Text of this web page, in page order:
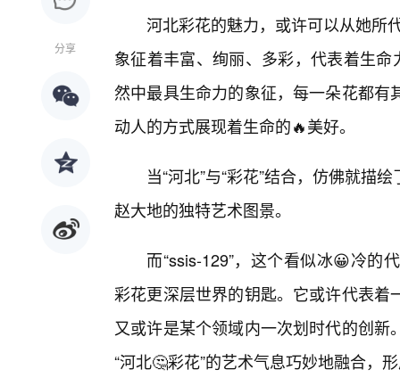
分享
河北彩花的魅力，或许可以从她所
象征着丰富、绚丽、多彩，代表着生
然中最具生命力的象征，每一朵花都
动人的方式展现着生命的🔥美好。
当“河北”与“彩花”结合，仿佛就描
赵大地的独特艺术图景。
而“ssis-129”，这个看似冰😀冷的
彩花更深层世界的钥匙。它或许代表
又或许是某个领域内一次划时代的创
“河北🤔彩花”的艺术气息巧妙地融合，